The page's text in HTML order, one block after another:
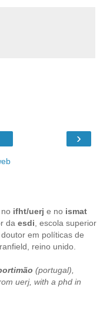
›
ifht/uerj e no ismat
da esdi , escola superior
em políticas de
reino unido.
(portugal),
uerj, with a phd in